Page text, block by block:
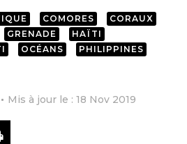
COMORES
CORAUX
GRENADE
HAÏTI
OCÉANS
PHILIPPINES
Mis à jour le : 18 Nov 2019
SUR FACEBOOK
SUR
IMPRIMER